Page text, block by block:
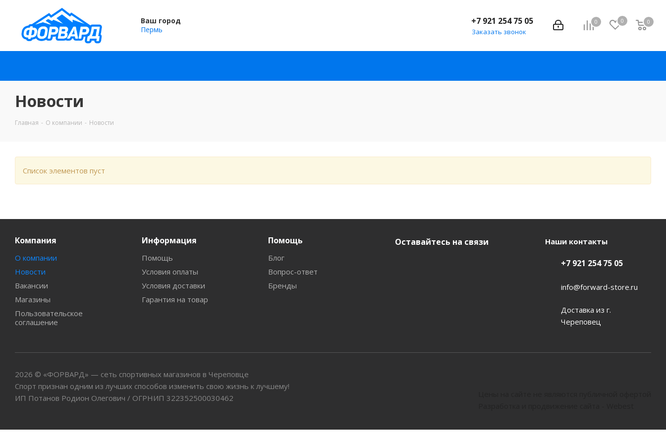
Ваш город
Пермь
0 0 0
+7 921 254 75 05
Заказать звонок
Новости
Главная - О компании - Новости
Список элементов пуст
Компания
О компании
Новости
Вакансии
Магазины
Пользовательское
соглашение
Информация
Помощь
Условия оплаты
Условия доставки
Гарантия на товар
Помощь
Блог
Вопрос-ответ
Бренды
Оставайтесь на связи Наши контакты
+7 921 254 75 05
info@forward-store.ru
Доставка из г.
Череповец
2026 © «ФОРВАРД» — сеть спортивных магазинов в Череповце
Спорт признан одним из лучших способов изменить свою жизнь к лучшему!
ИП Потанов Родион Олегович / ОГРНИП 322352500030462